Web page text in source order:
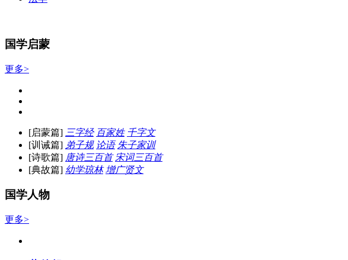
国学启蒙
更多>
[启蒙篇] 三字经 百家姓 千字文
[训诫篇] 弟子规 论语 朱子家训
[诗歌篇] 唐诗三百首 宋词三百首
[典故篇] 幼学琼林 增广贤文
国学人物
更多>